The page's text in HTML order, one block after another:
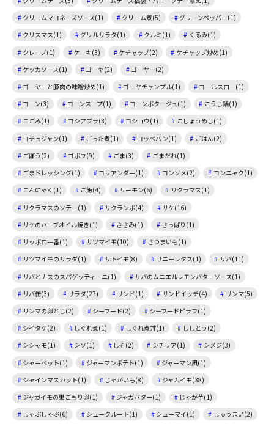
クリームマヨネーズソース(1)
クリーム煮(5)
グリーンペッパー(1)
クリスマス(1)
グリルサラダ(1) クルミ(1)
くるみ(1)
クレープ(1)
ケーキ(3) ケチャップ(2)
ケチャップ炒め(1)
ケッカソース(1)
ゴーヤ(2)
ゴーヤー(2)
ゴーヤーと豚肉の味噌炒め(1)
ゴーヤチャンプル(1)
コールスロー(1)
コーン(3)
コーンスープ(1) コーンポタージュ(1)
こうじ鍋(1)
こごみ(1)
コシアブラ(3) コショウ(1)
こしょうめし(1)
コチュジャン(1)
ごった煮(1) コッペパン(1)
ごはん(2)
ごぼう(2)
ゴボウ(9) ごま(3)
ごまだれ(1)
ごまドレッシング(1)
コリアンダー(1) コンソメ(2)
コンニャク(1)
こんにゃく(1)
ご飯(4) サーモン(6)
サクラマス(1)
サクラマスのソテー(1)
サクランボ(4)
サケ(16)
サケのハーブオイル焼き(1)
ささみ(1)
さっぱり(1)
サッポロ一番(1)
サツマイモ(10)
さつまいも(1)
サツマイモのサラダ(1)
サトイモ(8) サニーレタス(1)
サバ(11)
サバとナスのスパゲッティーニ(1)
サバのムニエルレモンバターソース(1)
サバ缶(3)
サラダ(27) サンド(1) サンドイッチ(4)
サンマ(5)
サンマの卵とじ(2)
シーフード(2)
シーフードピラフ(1)
シイタケ(2)
しぐれ煮(1) しぐれ煮丼(1)
ししとう(2)
シシャモ(1)
シソ(1) しそ(2) シチリア(1)
シメジ(3)
シャーベット(1)
ジャーマンポテト(1)
ジャーマン風(1)
シャインマスカット(1)
じゃがいも(8)
ジャガイモ(38)
ジャガイモの巣ごもり卵(1)
ジャガバター(1)
じゃが芋(1)
しゃぶしゃぶ(6)
シュークルート(1) シューマイ(1)
しゅうまい(2)